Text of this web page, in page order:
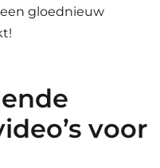
gloednieuw
voor